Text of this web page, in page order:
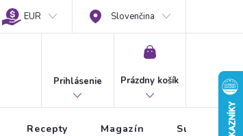
EUR Slovenčina
Prihlásenie
NÁKUPNÝ
Prázdny košík
Recepty Magazín Súťaže